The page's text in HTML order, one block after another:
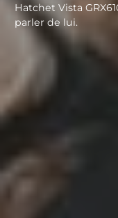
Hatchet Vista
parler de lui.